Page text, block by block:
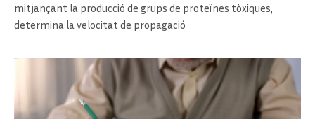
mitjançant la producció de grups de proteïnes tòxiques,
determina la velocitat de propagació